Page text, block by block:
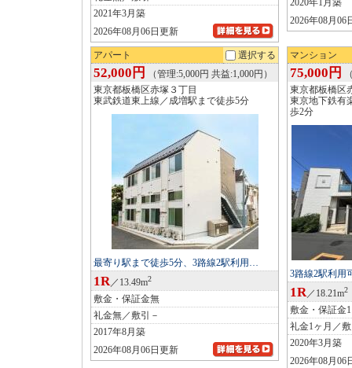
2021年3月築
2026年08月06日更新
2020年1月築
2026年08月06
アパート 選択する
52,000円
（管理:5,000円 共益:1,000円）
東京都板橋区赤塚３丁目
東武鉄道東上線／成増駅まで徒歩5分
最寄り駅まで徒歩5分、3路線2駅利用…
1R／13.49m2
敷金・保証金無
礼金無／敷引－
2017年8月築
2026年08月06日更新
マンション
75,000円
東京都板橋区
東京地下鉄有
歩2分
3路線2駅利用
1R／18.21m2
敷金・保証金
礼金1ヶ月／
2020年3月築
2026年08月06